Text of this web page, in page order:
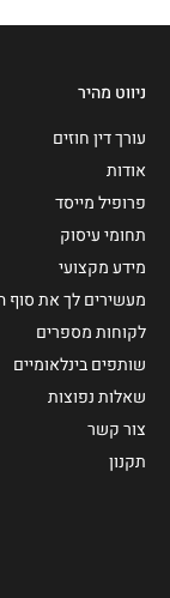
ניווט מהיר
עורך דין חוזים
אודות
פרופיל מייסד
תחומי עיסוק
מידע מקצועי
מעשירים לך את סוף
לקוחות מספרים
שותפים בינלאומיים
שאלות נפוצות
צור קשר
תקנון